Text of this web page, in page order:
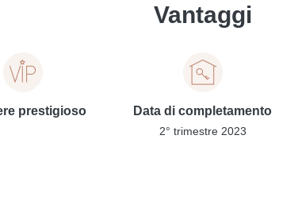
Vantaggi
prestigioso Data di completamento
2° trimestre 2023